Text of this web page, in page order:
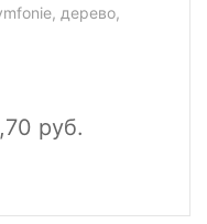
дерево,
руб.